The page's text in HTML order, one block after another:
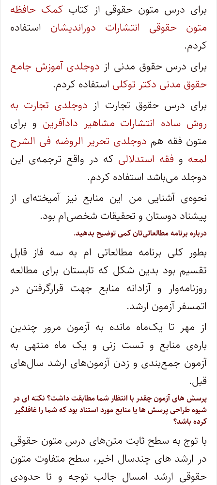
برای درس متون حقوقی از کتابکمک حافظه
متون حقوقی انتشارات دوراندیشان استفاده
کردم.
برای درس حقوق مدنی از دوجلدی آموزش جامع
حقوق مدنی دکتر توکلی استفاده کردم.
برای درس حقوق تجارت از دوجلدی تجارت به
روش ساده انتشارات مشاهیر داد‌آفرین و برای
متون فقه هم دوجلدی تحریر الروضه فی الشرح
لمعه و فقه استدلالی که در واقع ترجمه‌ی این
دوجلد می‌باشد استفاده کردم.
نحو‌ه‌ی آشنایی من این منابع نیز آمیخته‌ای از
پیشناد دوستان و تحقیقات شخصی‌ام بود.
درباره برنامه مطالعاتی‌تان کمی توضیح بدهید.
بطور کلی برنامه‌ مطالعاتی ام به سه فاز قابل
تقسیم بود بدین شکل که تابستان برای مطالعه
روزنامه‌وار و آزادانه‌ منابع جهت قرارگرفتن در
اتمسفر آزمون ارشد.
از مهر تا یک‌ماه مانده به آزمون مرور چندین
باره‌ی منابع و تست زنی و یک ماه منتهی به
آزمون جمع‌بندی و زدن آزمون‌های ارشد سال‌های
قبل.
پرسش های آزمون چقدر با انتظار شما مطابقت داشت؟ نکته ای در
شیوه طراحی پرسش ها یا منابع مورد استناد بود که شما را غافلگیر
کرده باشد؟
با توج به سطح ثابت متن‌های درس متون حقوقی
در ارشد های چندسال اخیر، سطح متفاوت متون
حقوقی ارشد امسال جالب توجه و تا حدودی